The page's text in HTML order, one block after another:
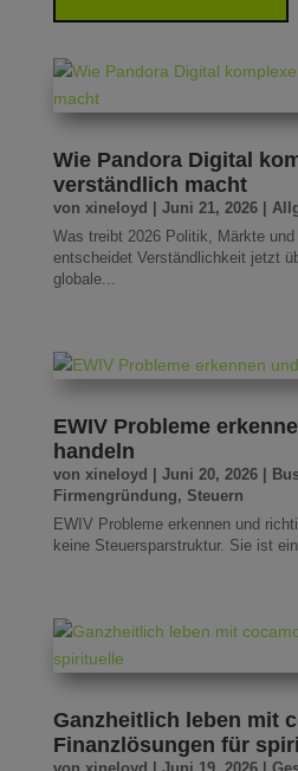
Wie Pandora Digital
verständlich macht
von xineloyd Juni 21, 2026|
Was treibt 2026 Politik, Märkte
entscheidet Verständlichkeit jetzt
globale...
EWIV Probleme
handeln
von xineloyd Juni 20, 2026|
Firmengründung, Steuern
EWIV Probleme erkennen und
keine Steuersparstruktur. Sie ist
Ganzheitlich leben mit
Finanzlösungen für